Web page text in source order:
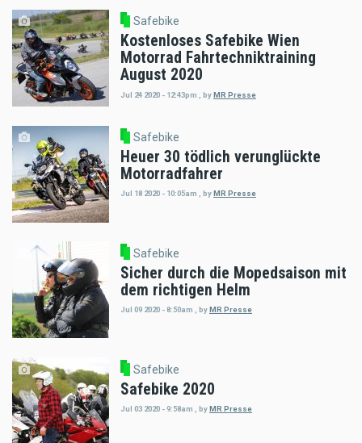
Safebike
Kostenloses Safebike Wien
Motorrad Fahrtechniktraining
August 2020
Jul 24 2020 - 12:43pm byMR Presse
Safebike
Heuer 30 tödlich verunglückte
Motorradfahrer
Jul 18 2020 - 10:05am , by MR Presse
Safebike
Sicher durch die Mopedsaison mit
dem richtigen Helm
Jul 09 2020 - 8:50am byMR Presse
Safebike
Safebike 2020
Jul 03 2020 - 9:58am byMR Presse